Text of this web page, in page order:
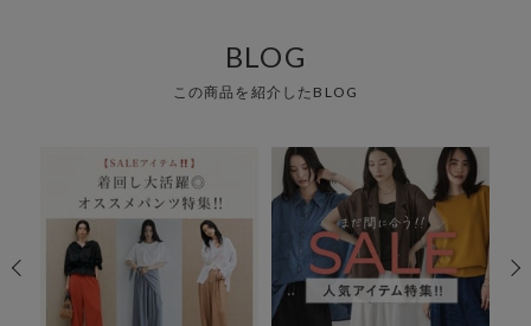
BLOG
この商品を紹介したBLOG